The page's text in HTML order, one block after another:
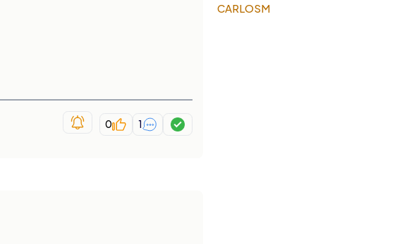
0 1
CARLOSM